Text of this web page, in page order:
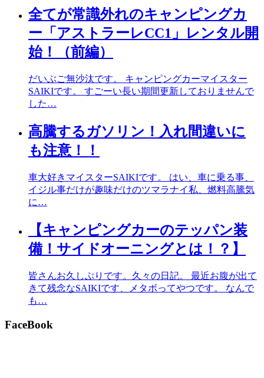
全てが常識外れのキャンピングカ
ー「アストラーレCC1」レンタル開
始！（前編）
だいぶご無沙汰です。 キャンピングカーマイスター
SAIKIです。 すごーい長い期間更新しておりませんで
した…
高騰するガソリン！入れ間違いに
も注意！！
車大好きマイスターSAIKIです。 はい、車に乗る事、
イジル事だけが趣味だけのツマラナイ私、燃料高騰気
に…
【キャンピングカーのテッパン装
備！サイドオーニングとは！？】
皆さんお久しぶりです。久々の日記。 最近お腹が出て
きて残念なSAIKIです、メタボってやつです。 なんで
も…
FaceBook